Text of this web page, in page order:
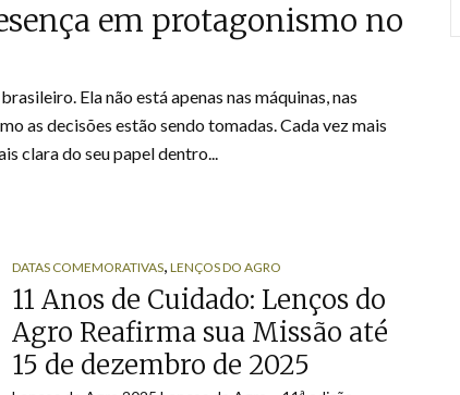
em protagonismo no
Ela não está apenas nas máquinas, nas
as decisões estão sendo tomadas. Cada vez mais
clara do seu papel dentro...
DATAS COMEMORATIVAS, LENÇOS DO AGRO
11 Anos de Cuidado: Lenços do
Agro Reafirma sua Missão até
15 de dezembro de 2025